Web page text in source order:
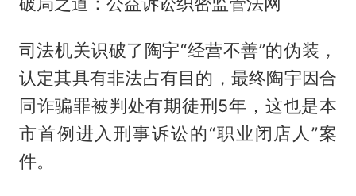
司法机关识破了陶宇“经营不善”的伪装，
认定其具有非法占有目的，最终陶宇因合
同诈骗罪被判处有期徒刑5年，这也是本
市首例进入刑事诉讼的“职业闭店人”案
件。